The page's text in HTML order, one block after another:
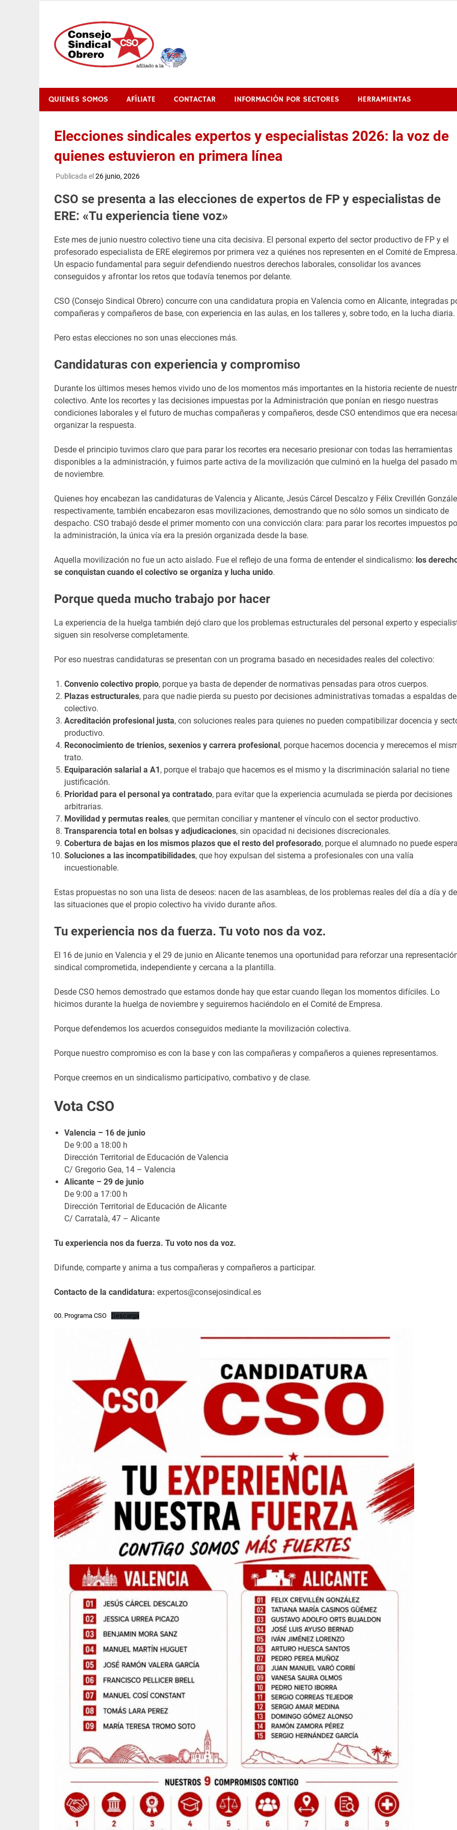
contenido
QUIENES SOMOS AFÍLIATE CONTACTAR INFORMACIÓN POR SECTORES HERRAMIENTAS
Elecciones sindicales expertos y especialistas 2026: la voz de
quienes estuvieron en primera línea
Publicada el26 junio, 2026
CSO se presenta a las elecciones de expertos de FP y especialistas de
ERE: «Tu experiencia tiene voz»
Este mes de junio nuestro colectivo tiene una cita decisiva. El personal experto del sector productivo de FP y el
profesorado especialista de ERE elegiremos por primera vez a quiénes nos representen en el Comité de Empresa.
Un espacio fundamental para seguir defendiendo nuestros derechos laborales, consolidar los avances
conseguidos y afrontar los retos que todavía tenemos por delante.
CSO (Consejo Sindical Obrero) concurre con una candidatura propia en Valencia como en Alicante, integradas
compañeras y compañeros de base, con experiencia en las aulas, en los talleres y, sobre todo, en la lucha diaria.
Pero estas elecciones no son unas elecciones más.
Candidaturas con experiencia y compromiso
Durante los últimos meses hemos vivido uno de los momentos más importantes en la historia reciente de
colectivo. Ante los recortes y las decisiones impuestas por la Administración que ponían en riesgo nuestras
condiciones laborales y el futuro de muchas compañeras y compañeros, desde CSO entendimos que era
organizar la respuesta.
Desde el principio tuvimos claro que para parar los recortes era necesario presionar con todas las herramientas
disponibles a la administración, y fuimos parte activa de la movilización que culminó en la huelga del pasado
de noviembre.
Quienes hoy encabezan las candidaturas de Valencia y Alicante, Jesús Cárcel Descalzo y Félix Crevillén
respectivamente, también encabezaron esas movilizaciones, demostrando que no sólo somos un sindicato de
despacho. CSO trabajó desde el primer momento con una convicción clara: para parar los recortes impuestos
la administración, la única vía era la presión organizada desde la base.
Aquella movilización no fue un acto aislado. Fue el reflejo de una forma de entender el sindicalismo: los
se conquistan cuando el colectivo se organiza y lucha unido.
Porque queda mucho trabajo por hacer
La experiencia de la huelga también dejó claro que los problemas estructurales del personal experto y
siguen sin resolverse completamente.
Por eso nuestras candidaturas se presentan con un programa basado en necesidades reales del colectivo:
Convenio colectivo propio, porque ya basta de depender de normativas pensadas para otros cuerpos.
Plazas estructurales, para que nadie pierda su puesto por decisiones administrativas tomadas a espaldas
colectivo.
Acreditación profesional justa, con soluciones reales para quienes no pueden compatibilizar docencia y
productivo.
Reconocimiento de trienios, sexenios y carrera profesional, porque hacemos docencia y merecemos el
trato.
Equiparación salarial a A1, porque el trabajo que hacemos es el mismo y la discriminación salarial no tiene
justificación.
Prioridad para el personal ya contratado, para evitar que la experiencia acumulada se pierda por decisiones
arbitrarias.
Movilidad y permutas reales, que permitan conciliar y mantener el vínculo con el sector productivo.
Transparencia total en bolsas y adjudicaciones, sin opacidad ni decisiones discrecionales.
Cobertura de bajas en los mismos plazos que el resto del profesorado, porque el alumnado no puede
Soluciones a las incompatibilidades, que hoy expulsan del sistema a profesionales con una valía
incuestionable.
Estas propuestas no son una lista de deseos: nacen de las asambleas, de los problemas reales del día a día y de
las situaciones que el propio colectivo ha vivido durante años.
Tu experiencia nos da fuerza. Tu voto nos da voz.
El 16 de junio en Valencia y el 29 de junio en Alicante tenemos una oportunidad para reforzar una
sindical comprometida, independiente y cercana a la plantilla.
Desde CSO hemos demostrado que estamos donde hay que estar cuando llegan los momentos difíciles. Lo
hicimos durante la huelga de noviembre y seguiremos haciéndolo en el Comité de Empresa.
Porque defendemos los acuerdos conseguidos mediante la movilización colectiva.
Porque nuestro compromiso es con la base y con las compañeras y compañeros a quienes representamos.
Porque creemos en un sindicalismo participativo, combativo y de clase.
Vota CSO
Valencia – 16 de junio
De 9:00 a 18:00 h
Dirección Territorial de Educación de Valencia
C/ Gregorio Gea, 14 – Valencia
Alicante – 29 de junio
De 9:00 a 17:00 h
Dirección Territorial de Educación de Alicante
C/ Carratalà, 47 – Alicante
Tu experiencia nos da fuerza. Tu voto nos da voz.
Difunde, comparte y anima a tus compañeras y compañeros a participar.
Contacto de la candidatura: expertos@consejosindical.es
00. Programa CSO Descarga